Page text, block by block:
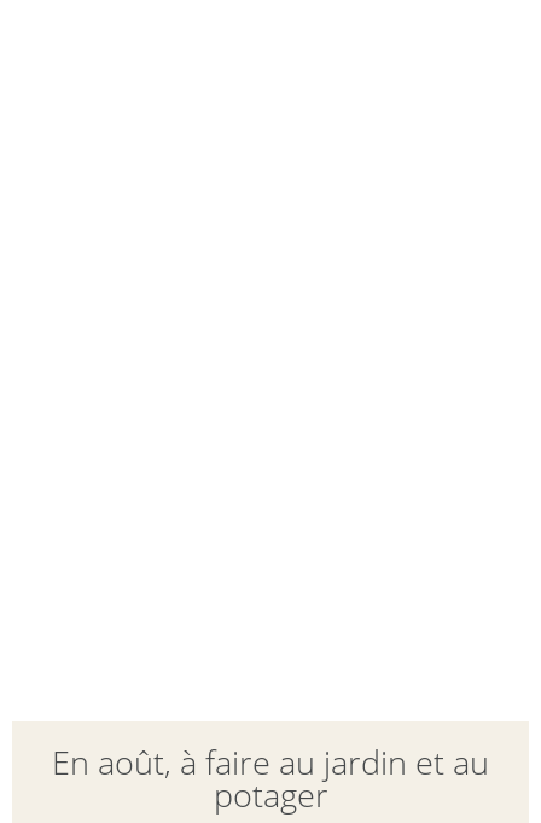
En août, à faire au jardin et au
potager